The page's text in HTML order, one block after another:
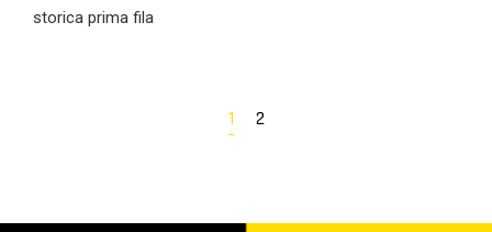
storica prima fila
1 2